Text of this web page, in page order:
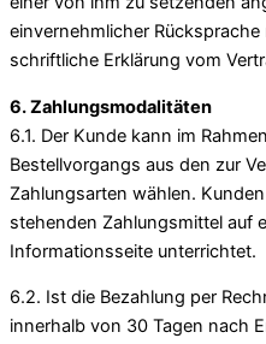
einvernehmlicher
schriftliche Erklärung vom
6. Zahlungsmodalitäten
6.1. Der Kunde kann im
Bestellvorgangs aus den zur
Zahlungsarten wählen.
stehenden Zahlungsmittel auf
Informationsseite unterrichtet.
6.2. Ist die Bezahlung per
innerhalb von 30 Tagen nach